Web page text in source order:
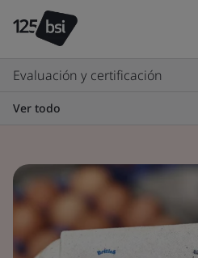
Evaluación y certificación
Ver todo